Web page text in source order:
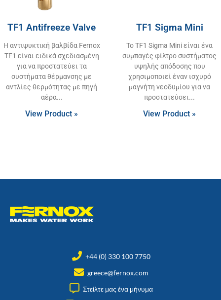
TF1 Antifreeze Valve
Η αντιψυκτική βαλβίδα Fernox
TF1 είναι ειδικά σχεδιασμένη
για να προστατεύει τα
συστήματα θέρμανσης με
αντλίες θερμότητας με πηγή
αέρα
View Product »
TF1 Sigma Mini
Το TF1 Sigma Mini είναι ένα
συμπαγές φίλτρο συστήματος
υψηλής απόδοσης που
χρησιμοποιεί έναν ισχυρό
μαγνήτη νεοδυμίου για να
προστατεύσει
View Product »
+44 (0) 330 100 7750
greece@fernox.com
Στείλτε μας ένα μήνυμα